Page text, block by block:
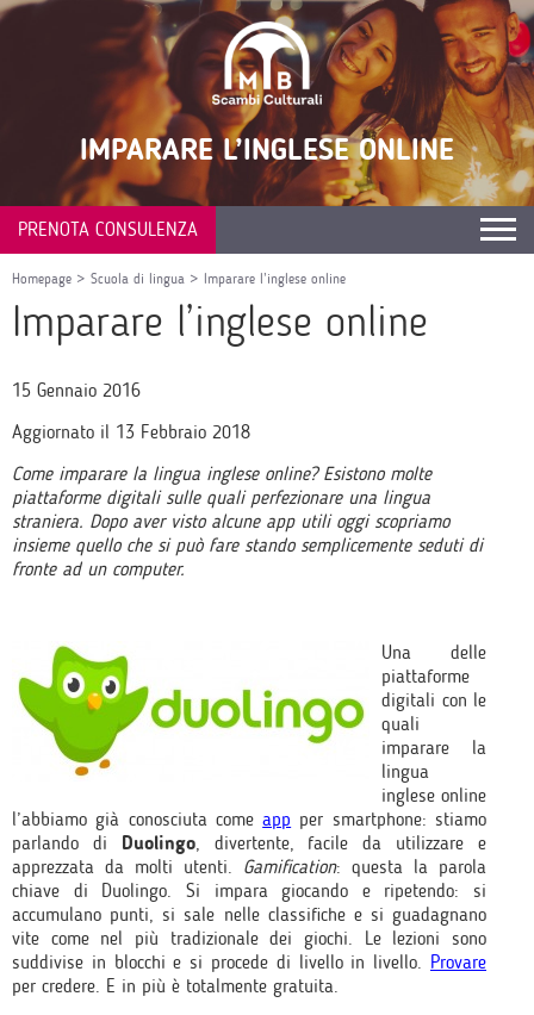
IMPARARE L’INGLESE ONLINE
PRENOTA CONSULENZA
Homepage > Scuola di lingua > Imparare l’inglese online
Imparare l’inglese online
15 Gennaio 2016
Aggiornato il 13 Febbraio 2018
Come imparare la lingua inglese online? Esistono molte
piattaforme digitali sulle quali perfezionare una lingua
straniera. Dopo aver visto alcune app utili oggi scopriamo
insieme quello che si può fare stando semplicemente seduti di
fronte ad un computer.
Una delle
piattaforme
digitali con le
quali
imparare la
lingua
inglese online
l’abbiamo già conosciuta comeapp per smartphone: stiamo
parlando di Duolingo, divertente, facile da utilizzare e
apprezzata da molti utenti. Gamification: questa la parola
chiave di Duolingo. Si impara giocando e ripetendo: si
accumulano punti, si sale nelle classifiche e si guadagnano
vite come nel più tradizionale dei giochi. Le lezioni sono
suddivise in blocchi e si procede di livello in livello. Provare
per credere. E in più è totalmente gratuita.